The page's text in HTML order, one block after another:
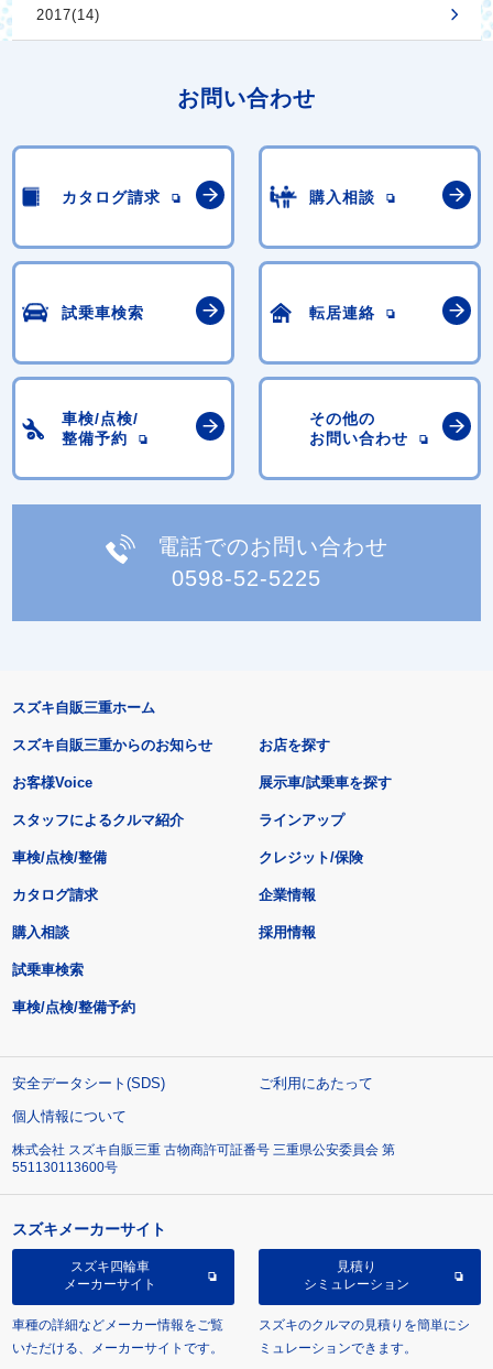
2017(14)
お問い合わせ
カタログ請求 購入相談
試乗車検索 転居連絡
車検/点検/
整備予約
その他の
お問い合わせ
電話でのお問い合わせ
0598-52-5225
スズキ自販三重ホーム
スズキ自販三重からのお知らせ
お客様Voice
スタッフによるクルマ紹介
お店を探す
展示車/試乗車を探す
ラインアップ
車検/点検/整備 クレジット/保険
カタログ請求
購入相談
試乗車検索
車検/点検/整備予約
企業情報
採用情報
安全データシート(SDS)
ご利用にあたって
個人情報について
株式会社 スズキ自販三重 古物商許可証番号 三重県公安委員会 第
551130113600号
スズキメーカーサイト
スズキ四輪車
メーカーサイト
車種の詳細などメーカー情報をご覧
いただける、メーカーサイトです。
見積り
シミュレーション
スズキのクルマの見積りを簡単にシ
ミュレーションできます。